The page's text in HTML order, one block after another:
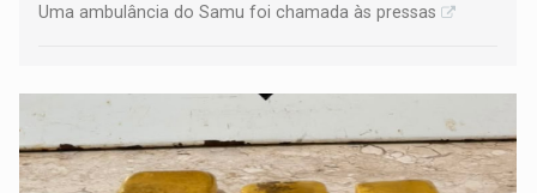
Uma ambulância do Samu foi chamada às pressas